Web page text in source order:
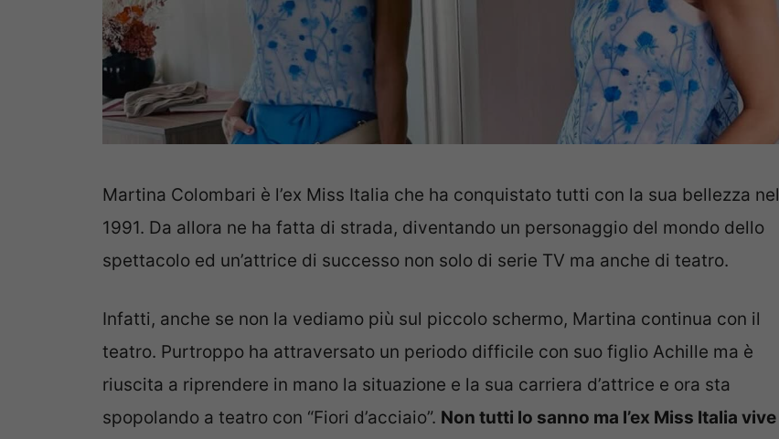
Martina Colombari è l’ex Miss Italia che ha conquistato tutti con la sua bellezza nel
1991. Da allora ne ha fatta di strada, diventando un personaggio del mondo dello
spettacolo ed un’attrice di successo non solo di serie TV ma anche di teatro.
Infatti, anche se non la vediamo più sul piccolo schermo, Martina continua con il
teatro. Purtroppo ha attraversato un periodo difficile con suo figlio Achille ma è
riuscita a riprendere in mano la situazione e la sua carriera d’attrice e ora sta
spopolando a teatro con “Fiori d’acciaio”. Non tutti lo sanno ma l’ex Miss Italia vive